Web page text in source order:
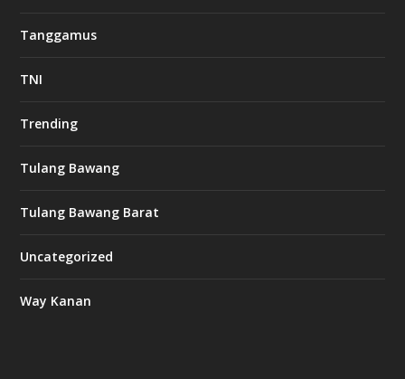
Tanggamus
TNI
Trending
Tulang Bawang
Tulang Bawang Barat
Uncategorized
Way Kanan